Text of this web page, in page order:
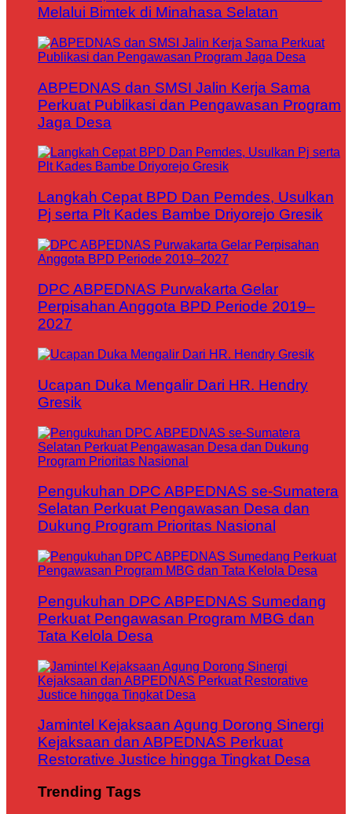
Melalui Bimtek di Minahasa Selatan
ABPEDNAS dan SMSI Jalin Kerja Sama
Perkuat Publikasi dan Pengawasan Program
Jaga Desa
Langkah Cepat BPD Dan Pemdes, Usulkan
Pj serta Plt Kades Bambe Driyorejo Gresik
DPC ABPEDNAS Purwakarta Gelar
Perpisahan Anggota BPD Periode 2019–
2027
Ucapan Duka Mengalir Dari HR. Hendry
Gresik
Pengukuhan DPC ABPEDNAS se-Sumatera
Selatan Perkuat Pengawasan Desa dan
Dukung Program Prioritas Nasional
Pengukuhan DPC ABPEDNAS Sumedang
Perkuat Pengawasan Program MBG dan
Tata Kelola Desa
Jamintel Kejaksaan Agung Dorong Sinergi
Kejaksaan dan ABPEDNAS Perkuat
Restorative Justice hingga Tingkat Desa
Trending Tags